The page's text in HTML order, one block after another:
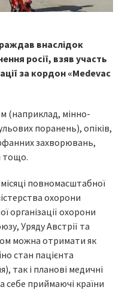
внаслідок
росії, взяв участь
за кордон «Medevac
(наприклад, мінно-
поранень), опіків,
захворювань,
тощо.
повномасштабної
охорони
організації охорони
Уряду Австрії та
можна отримати як
стан пацієнта
так і планові медичні
себе приймаючі країни